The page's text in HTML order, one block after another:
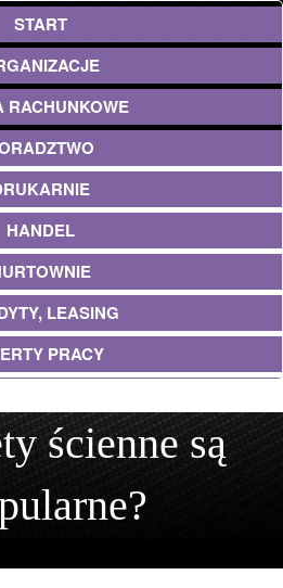
START
RACHUNKOWE
HANDEL
LEASING
PRACY
ścienne są